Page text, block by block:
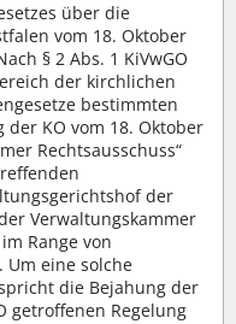
über die
vom 18. Oktober
§ 2 Abs. 1 KiVwGO
der kirchlichen
bestimmten
KO vom 18. Oktober
Rechtsausschuss“
der
Verwaltungskammer
Range von
Um eine solche
die Bejahung der
getroffenen Regelung